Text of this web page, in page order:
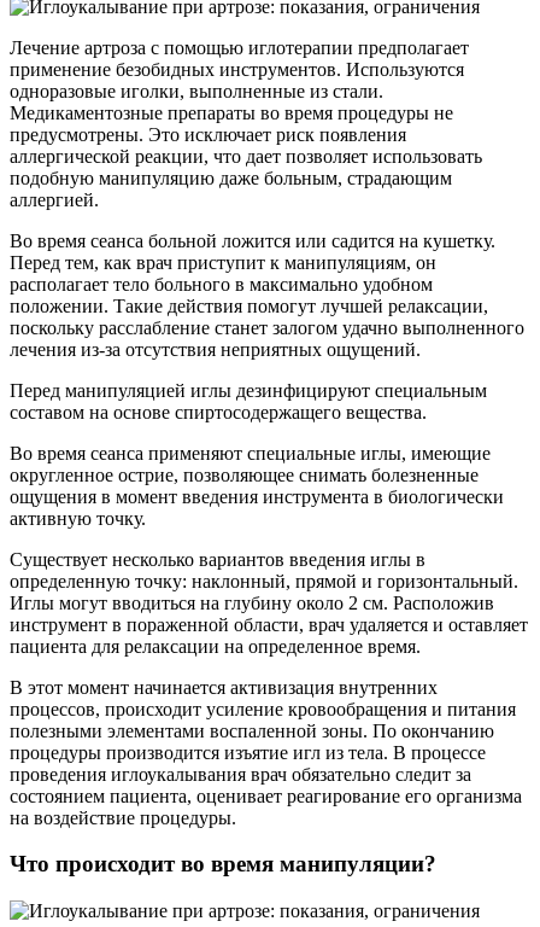
Лечение артроза с помощью иглотерапии предполагает
применение безобидных инструментов. Используются
одноразовые иголки, выполненные из стали.
Медикаментозные препараты во время процедуры не
предусмотрены. Это исключает риск появления
аллергической реакции, что дает позволяет использовать
подобную манипуляцию даже больным, страдающим
аллергией.
Во время сеанса больной ложится или садится на кушетку.
Перед тем, как врач приступит к манипуляциям, он
располагает тело больного в максимально удобном
положении. Такие действия помогут лучшей релаксации,
поскольку расслабление станет залогом удачно выполненного
лечения из-за отсутствия неприятных ощущений.
Перед манипуляцией иглы дезинфицируют специальным
составом на основе спиртосодержащего вещества.
Во время сеанса применяют специальные иглы, имеющие
округленное острие, позволяющее снимать болезненные
ощущения в момент введения инструмента в биологически
активную точку.
Существует несколько вариантов введения иглы в
определенную точку: наклонный, прямой и горизонтальный.
Иглы могут вводиться на глубину около 2 см. Расположив
инструмент в пораженной области, врач удаляется и оставляет
пациента для релаксации на определенное время.
В этот момент начинается активизация внутренних
процессов, происходит усиление кровообращения и питания
полезными элементами воспаленной зоны. По окончанию
процедуры производится изъятие игл из тела. В процессе
проведения иглоукалывания врач обязательно следит за
состоянием пациента, оценивает реагирование его организма
на воздействие процедуры.
Что происходит во время манипуляции?